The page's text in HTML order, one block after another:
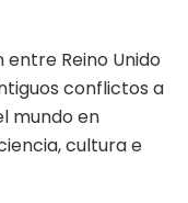
Reino Unido
conflictos a
mundo en
cultura e